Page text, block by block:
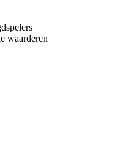
waarderen